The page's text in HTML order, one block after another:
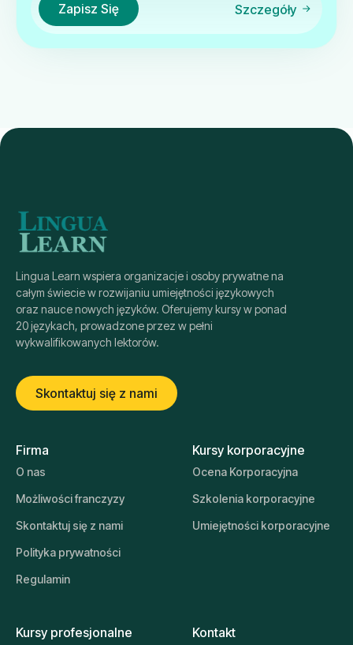
Zapisz Się Szczegóły
Lingua Learn wspiera organizacje i osoby prywatne na
całym świecie w rozwijaniu umiejętności językowych
oraz nauce nowych języków. Oferujemy kursy w ponad
20 językach, prowadzone przez w pełni
wykwalifikowanych lektorów.
Skontaktuj się z nami
Firma
O nas
Możliwości franczyzy
Skontaktuj się z nami
Polityka prywatności
Regulamin
Kursy korporacyjne
Ocena Korporacyjna
Szkolenia korporacyjne
Umiejętności korporacyjne
Kursy profesjonalne Kontakt